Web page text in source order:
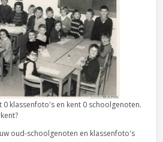
0 klassenfoto's en kent 0 schoolgenoten.
oud-schoolgenoten en klassenfoto's